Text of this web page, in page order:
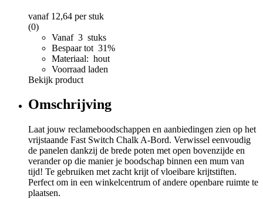
vanaf 12,64 per stuk
(0)
Vanaf 3 stuks
Bespaar tot 31%
Materiaal: hout
Voorraad laden
Bekijk product
Omschrijving
Laat jouw reclameboodschappen en aanbiedingen zien op het
vrijstaande Fast Switch Chalk A-Bord. Verwissel eenvoudig
de panelen dankzij de brede poten met open bovenzijde en
verander op die manier je boodschap binnen een mum van
tijd! Te gebruiken met zacht krijt of vloeibare krijtstiften.
Perfect om in een winkelcentrum of andere openbare ruimte te
plaatsen.